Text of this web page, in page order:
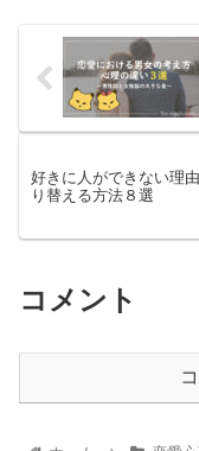
好きに人ができない理
り替える方法８選
コメント